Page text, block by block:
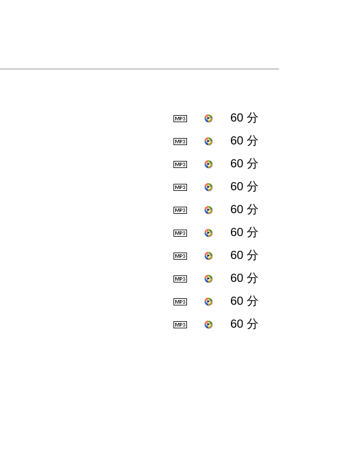
60 分
60 分
60 分
60 分
60 分
60 分
60 分
60 分
60 分
60 分